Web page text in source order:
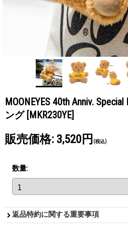
MOONEYES 40th Anniv.
ング [MKR230YE]
販売価格: 3,520円 (税込)
数量:
返品特約に関する重要事項